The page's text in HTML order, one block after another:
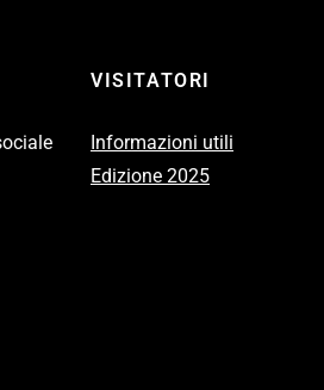
VISITATORI
Informazioni utili
Edizione 2025